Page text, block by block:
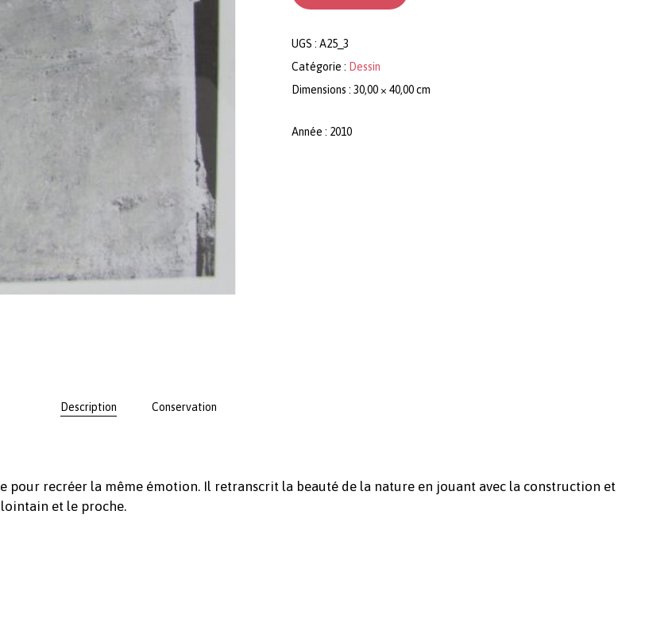
UGS : A25_3
Catégorie : Dessin
Dimensions : 30,00 × 40,00 cm
Année : 2010
Description Conservation
pour recréer la même émotion. Il retranscrit la beauté de la nature en jouant avec la construction et
et le proche.